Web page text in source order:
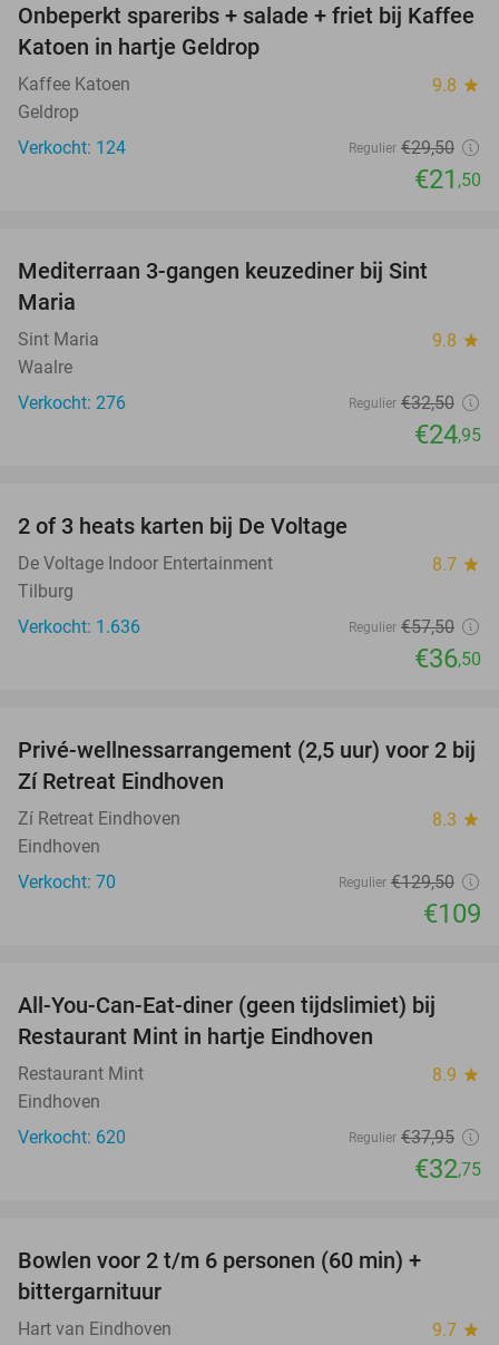
27%
Onbeperkt spareribs + salade + friet bij Kaffee
Katoen in hartje Geldrop
Kaffee Katoen 9.8 star
Geldrop
Verkocht: 124
Regulier €29,50
€21 ,50
Mediterraan 3-gangen keuzediner bij Sint
Maria
Sint Maria 9.8 star
Waalre
Verkocht: 276
Regulier €32,50
€24,95
2 of 3 heats karten bij De Voltage
De Voltage Indoor Entertainment 8.7 star
Tilburg
Verkocht: 1.636
Regulier €57,50
€36,50
16%
Privé-wellnessarrangement (2,5 uur) voor 2 bij
Zí Retreat Eindhoven
Zí Retreat Eindhoven 8.3 star
Eindhoven
Verkocht: 70
Regulier €129,50
€109
14%
All-You-Can-Eat-diner (geen tijdslimiet) bij
Restaurant Mint in hartje Eindhoven
Restaurant Mint 8.9 star
Eindhoven
Verkocht: 620
Regulier €37,95
€32,75
Bowlen voor 2 t/m 6 personen (60 min) +
bittergarnituur
Hart van Eindhoven 9.7 star